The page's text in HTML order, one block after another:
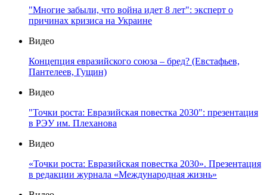
"Многие забыли, что война идет 8 лет": эксперт о
причинах кризиса на Украине
Видео
Концепция евразийского союза – бред? (Евстафьев,
Пантелеев, Гущин)
Видео
"Точки роста: Евразийская повестка 2030": презентация
в РЭУ им. Плеханова
Видео
«Точки роста: Евразийская повестка 2030». Презентация
в редакции журнала «Международная жизнь»